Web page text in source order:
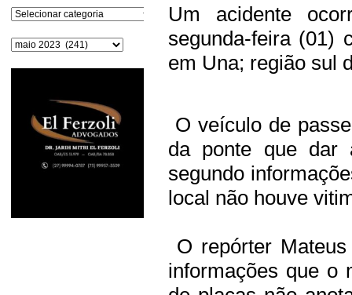
Categorias
Arquivos
Um acidente
segunda-feira (01)
em Una; região sul
O veículo de
da ponte que dar
segundo
local não houve
O repórter
informações que o